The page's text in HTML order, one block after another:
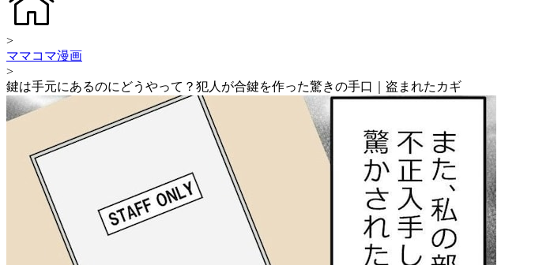
>
ママコマ漫画
>
鍵は手元にあるのにどうやって？犯人が合鍵を作った驚きの手口｜盗まれたカギ